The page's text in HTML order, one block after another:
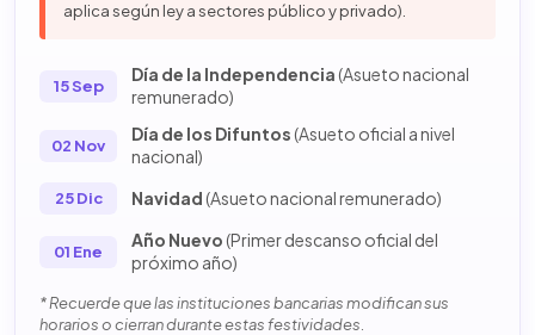
aplica según ley a sectores público y privado).
15 Sep
Día de la Independencia(Asueto nacional
remunerado)
02 Nov
Día de los Difuntos(Asueto oficial a nivel
nacional)
25 Dic Navidad(Asueto nacional remunerado)
01 Ene
Año Nuevo(Primer descanso oficial del
próximo año)
* Recuerde que las instituciones bancarias modifican sus
horarios o cierran durante estas festividades.